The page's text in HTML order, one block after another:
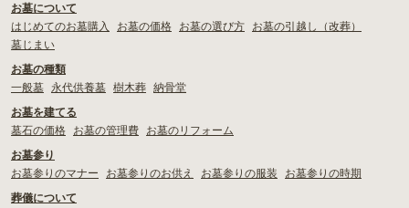
お墓について
はじめてのお墓購入
お墓の価格 お墓の選び方
お墓の引越し（改葬）
墓じまい
お墓の種類
一般墓
永代供養墓 樹木葬 納骨堂
お墓を建てる
墓石の価格
お墓の管理費
お墓のリフォーム
お墓参り
お墓参りのマナー
お墓参りのお供え お墓参りの服装
お墓参りの時期
葬儀について